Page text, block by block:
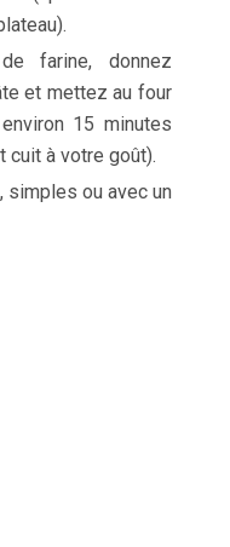
farine, donnez
et mettez au four
15 minutes
cuit à votre goût).
simples ou avec un